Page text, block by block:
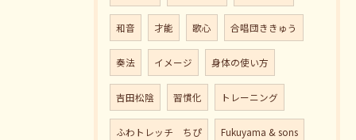
和音 才能 歌心 合唱団ききゅう
奏法 イメージ 身体の使い方
吉田松陰 習慣化 トレーニング
ふわトレッチ ちぴ Fukuyama & sons